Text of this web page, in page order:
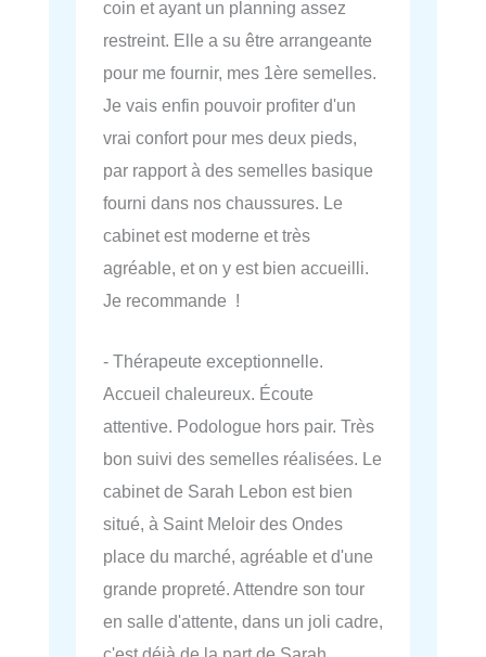
coin et ayant un planning assez
restreint. Elle a su être arrangeante
pour me fournir, mes 1ère semelles.
Je vais enfin pouvoir profiter d'un
vrai confort pour mes deux pieds,
par rapport à des semelles basique
fourni dans nos chaussures. Le
cabinet est moderne et très
agréable, et on y est bien accueilli.
Je recommande !
- Thérapeute exceptionnelle.
Accueil chaleureux. Écoute
attentive. Podologue hors pair. Très
bon suivi des semelles réalisées. Le
cabinet de Sarah Lebon est bien
situé, à Saint Meloir des Ondes
place du marché, agréable et d'une
grande propreté. Attendre son tour
en salle d'attente, dans un joli cadre,